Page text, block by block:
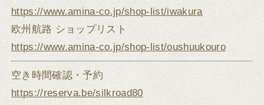
https://www.amina-co.jp/shop-list/iwakura
欧州航路 ショップリスト
https://www.amina-co.jp/shop-list/oushuukouro
空き時間確認・予約
https://reserva.be/silkroad80